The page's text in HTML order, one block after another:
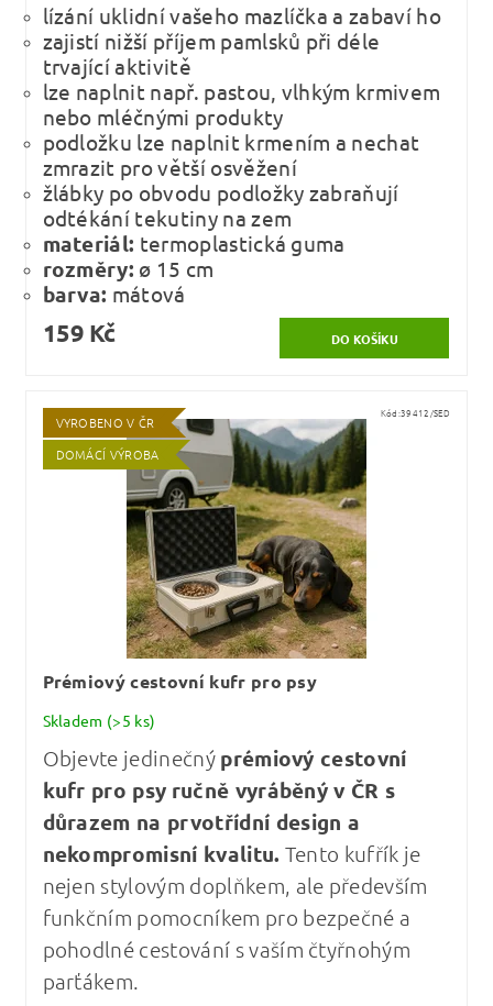
lízání uklidní vašeho mazlíčka a zabaví ho
zajistí nižší příjem pamlsků při déle
trvající aktivitě
lze naplnit např. pastou, vlhkým krmivem
nebo mléčnými produkty
podložku lze naplnit krmením a nechat
zmrazit pro větší osvěžení
žlábky po obvodu podložky zabraňují
odtékání tekutiny na zem
materiál: termoplastická guma
rozměry: ø 15 cm
barva: mátová
159 Kč
VYROBENO V ČR
DOMÁCÍ VÝROBA
Kód:39412/SED
Prémiový cestovní kufr pro psy
Skladem (>5 ks)
Objevte jedinečný prémiový cestovní
kufr pro psy ručně vyráběný v ČR s
důrazem na prvotřídní design a
nekompromisní kvalitu. Tento kufřík je
nejen stylovým doplňkem, ale především
funkčním pomocníkem pro bezpečné a
pohodlné cestování s vaším čtyřnohým
parťákem.